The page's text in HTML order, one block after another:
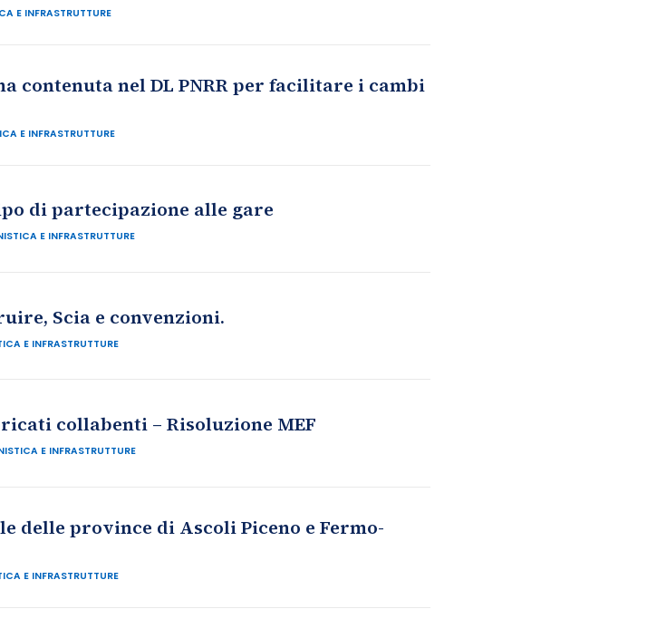
E INFRASTRUTTURE
contenuta nel DL PNRR per facilitare i cambi
E INFRASTRUTTURE
di partecipazione alle gare
E INFRASTRUTTURE
Scia e convenzioni.
E INFRASTRUTTURE
collabenti – Risoluzione MEF
E INFRASTRUTTURE
delle province di Ascoli Piceno e Fermo-
E INFRASTRUTTURE